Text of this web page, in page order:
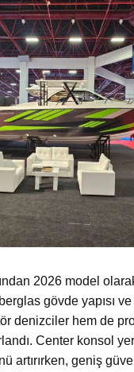
2026 model
gövde yapısı
denizciler hem de
Center konsol
artırırken, geniş